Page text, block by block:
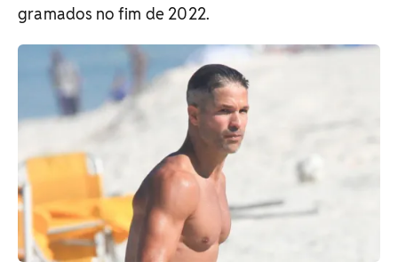
gramados no fim de 2022.